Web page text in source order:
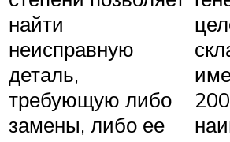
найти
неисправную
деталь,
требующую либо
замены, либо ее